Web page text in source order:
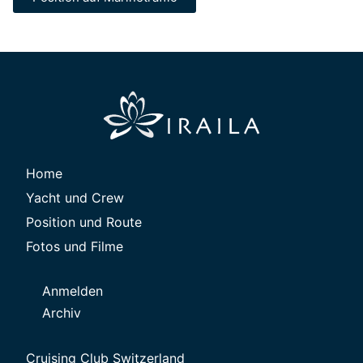
Home
Yacht und Crew
Position und Route
Fotos und Filme
Anmelden
Archiv
Cruising Club Switzerland